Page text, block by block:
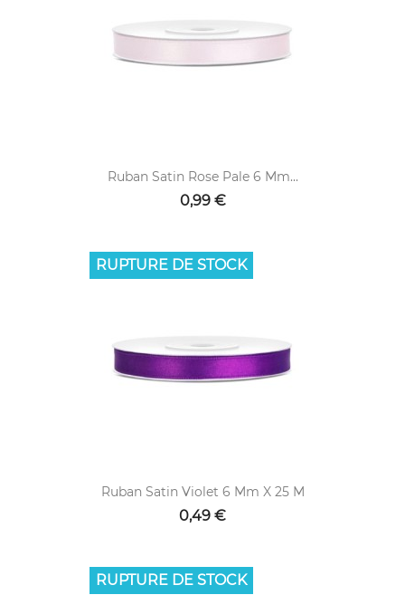
Ruban Satin Rose Pale 6 Mm...
0,99 €
Ruban Satin Violet 6 Mm X 25 M
0,49 €
RUPTURE DE STOCK
RUPTURE DE STOCK